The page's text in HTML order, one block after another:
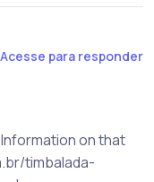
Acesse para responder
Information on that
timbalada-